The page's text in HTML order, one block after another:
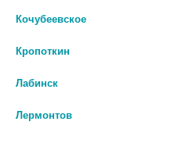
Кочубеевское
Кропоткин
Лабинск
Лермонтов